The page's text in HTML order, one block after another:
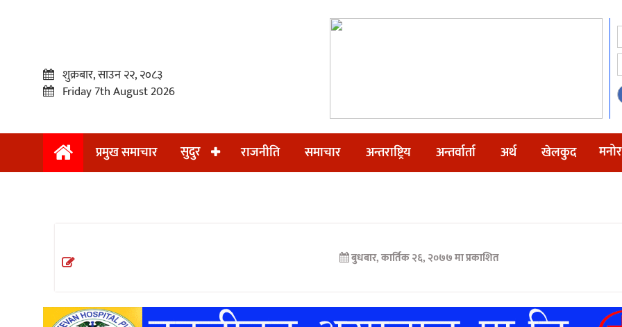
प्रमुख
अन्तराष्ट्रिय
शुक्रबार, साउन २२, २०८३
Friday 7th August 2026
प्रमुख समाचार सुदुर राजनीति समाचार अन्तराष्ट्रिय अन्तर्वार्ता अर्थ खेलकुद
बुधबार, कार्तिक २६, २०७७ मा प्रकाशित